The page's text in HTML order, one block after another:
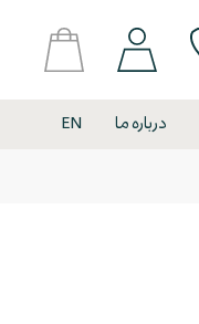
درباره ما EN